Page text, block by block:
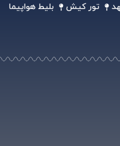
تور کیش بلیط هواپیما